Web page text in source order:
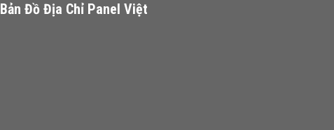
Bản Đồ Địa Chỉ Panel Việt